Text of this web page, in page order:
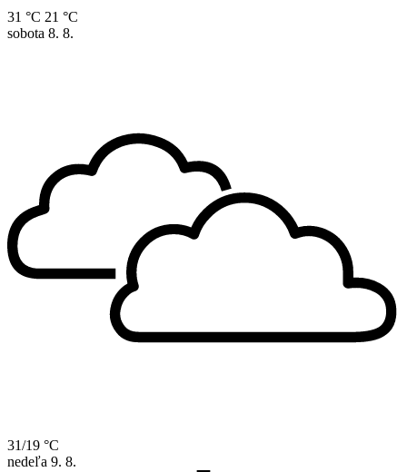
31 °C 21 °C
sobota 8. 8.
31/19 °C
nedeľa 9. 8.